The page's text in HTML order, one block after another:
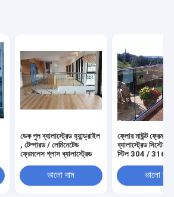
ডেক পুল ব্যালাস্ট্রেড হ্যান্ড্রাইল
, টেম্পারড / লেমিনেটেড
ফ্রেমলেস গ্লাস ব্যালাস্ট্রেড
ভালো দাম
ফ্লোর মাউন্ট
ব্যালাস্ট্রেড সিস্টেম
স্টিল 304 / 316
ভালো দাম